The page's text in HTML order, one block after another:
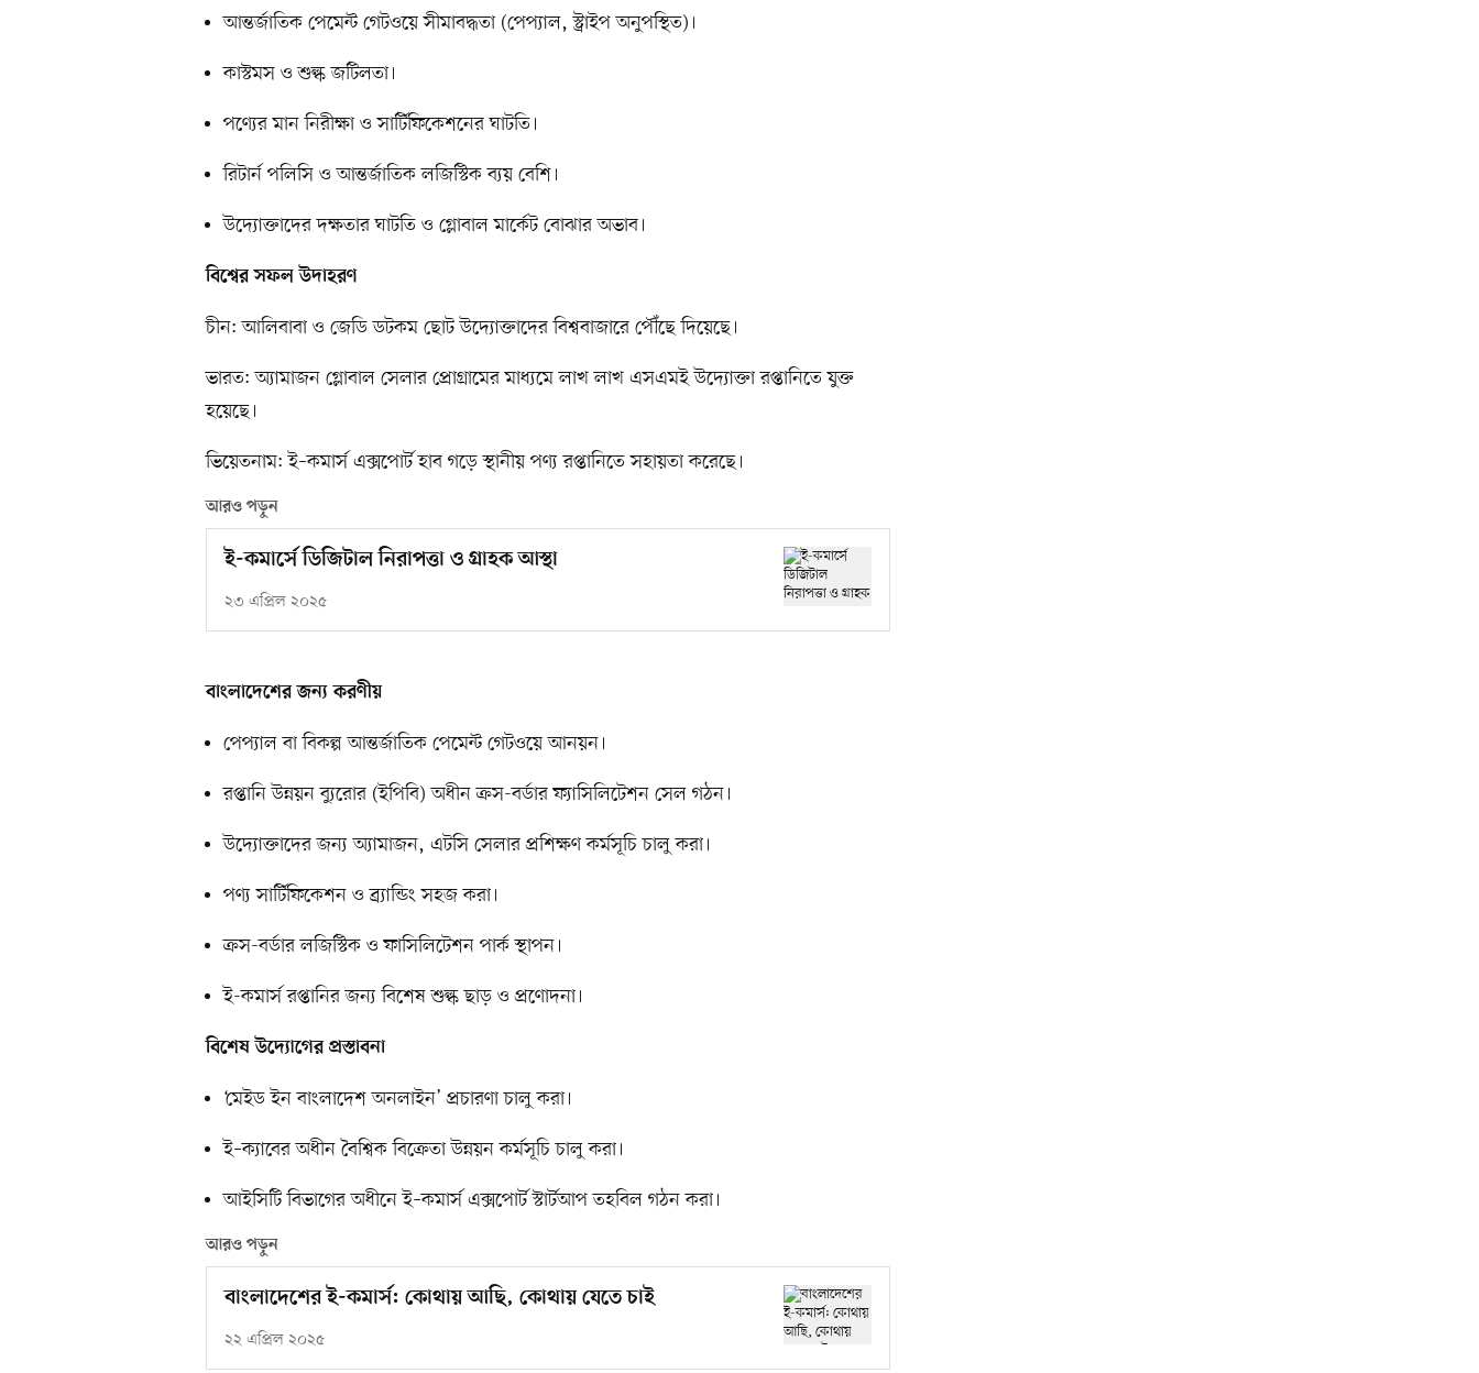
আন্তর্জাতিক পেমেন্ট গেটওয়ে সীমাবদ্ধতা (পেপ্যাল, স্ট্রাইপ অনুপস্থিত)।
কাস্টমস ও শুল্ক জটিলতা।
পণ্যের মান নিরীক্ষা ও সার্টিফিকেশনের ঘাটতি।
রিটার্ন পলিসি ও আন্তর্জাতিক লজিস্টিক ব্যয় বেশি।
উদ্যোক্তাদের দক্ষতার ঘাটতি ও গ্লোবাল মার্কেট বোঝার অভাব।
বিশ্বের সফল উদাহরণ
চীন: আলিবাবা ও জেডি ডটকম ছোট উদ্যোক্তাদের বিশ্ববাজারে পৌঁছে দিয়েছে।
ভারত: অ্যামাজন গ্লোবাল সেলার প্রোগ্রামের মাধ্যমে লাখ লাখ এসএমই উদ্যোক্তা রপ্তানিতে যুক্ত
হয়েছে।
ভিয়েতনাম: ই–কমার্স এক্সপোর্ট হাব গড়ে স্থানীয় পণ্য রপ্তানিতে সহায়তা করেছে।
আরও পড়ুন
ই-কমার্সে ডিজিটাল নিরাপত্তা ও গ্রাহক আস্থা
২৩ এপ্রিল ২০২৫
বাংলাদেশের জন্য করণীয়
পেপ্যাল বা বিকল্প আন্তর্জাতিক পেমেন্ট গেটওয়ে আনয়ন।
রপ্তানি উন্নয়ন ব্যুরোর (ইপিবি) অধীন ক্রস-বর্ডার ফ্যাসিলিটেশন সেল গঠন।
উদ্যোক্তাদের জন্য অ্যামাজন, এটসি সেলার প্রশিক্ষণ কর্মসূচি চালু করা।
পণ্য সার্টিফিকেশন ও ব্র্যান্ডিং সহজ করা।
ক্রস-বর্ডার লজিস্টিক ও ফাসিলিটেশন পার্ক স্থাপন।
ই-কমার্স রপ্তানির জন্য বিশেষ শুল্ক ছাড় ও প্রণোদনা।
বিশেষ উদ্যোগের প্রস্তাবনা
‘মেইড ইন বাংলাদেশ অনলাইন’ প্রচারণা চালু করা।
ই–ক্যাবের অধীন বৈশ্বিক বিক্রেতা উন্নয়ন কর্মসূচি চালু করা।
আইসিটি বিভাগের অধীনে ই–কমার্স এক্সপোর্ট স্টার্টআপ তহবিল গঠন করা।
আরও পড়ুন
বাংলাদেশের ই-কমার্স: কোথায় আছি, কোথায় যেতে চাই
২২ এপ্রিল ২০২৫